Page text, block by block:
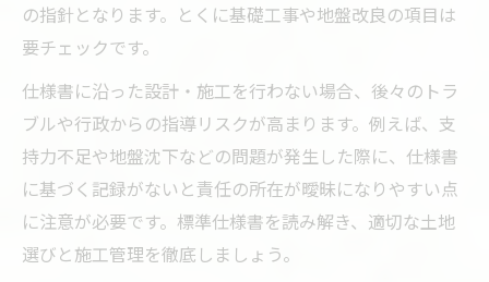
の指針となります。とくに基礎工事や地盤改良の項目は
要チェックです。
仕様書に沿った設計・施工を行わない場合、後々のトラ
ブルや行政からの指導リスクが高まります。例えば、支
持力不足や地盤沈下などの問題が発生した際に、仕様書
に基づく記録がないと責任の所在が曖昧になりやすい点
に注意が必要です。標準仕様書を読み解き、適切な土地
選びと施工管理を徹底しましょう。